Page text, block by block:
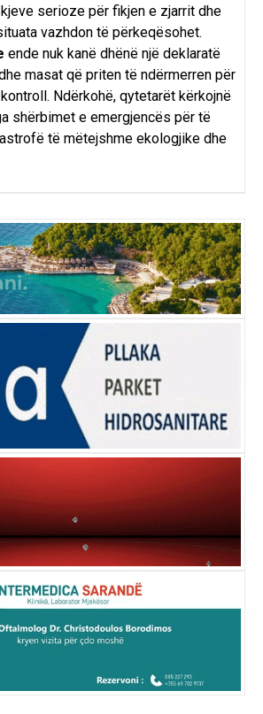
serioze për fikjen e zjarrit dhe
vazhdon të përkeqësohet.
ende nuk kanë dhënë një deklaratë
masat që priten të ndërmerren për
Ndërkohë, qytetarët kërkojnë
shërbimet e emergjencës për të
të mëtejshme ekologjike dhe